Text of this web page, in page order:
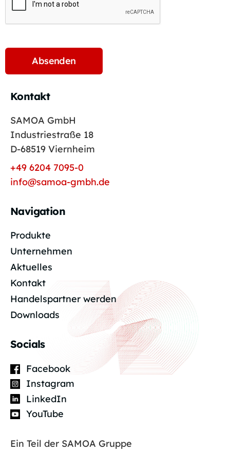
Kontakt
SAMOA GmbH
Industriestraße 18
D-68519 Viernheim
+49 6204 7095-0
info@samoa-gmbh.de
Navigation
Produkte
Unternehmen
Aktuelles
Kontakt
Handelspartner werden
Downloads
Socials
Facebook
Instagram
LinkedIn
YouTube
Ein Teil der SAMOA Gruppe